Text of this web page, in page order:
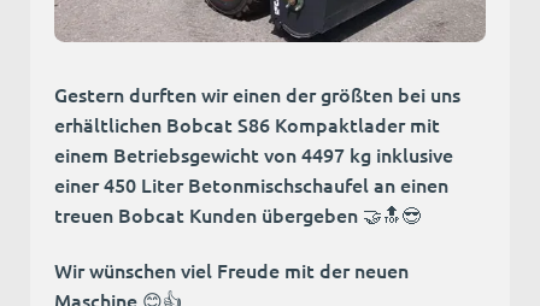
Gestern durften wir einen der größten bei uns
erhältlichen Bobcat S86 Kompaktlader mit
einem Betriebsgewicht von 4497 kg inklusive
einer 450 Liter Betonmischschaufel an einen
treuen Bobcat Kunden übergeben 🤝🔝😎
Wir wünschen viel Freude mit der neuen
Maschine 😊👍